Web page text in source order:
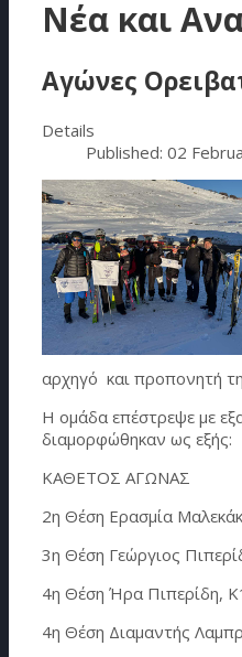
Νέα και
Αγώνες
Details
Published: 02
αρχηγό και προπονητή
Η ομάδα επέστρεψε με
διαμορφώθηκαν ως εξής:
ΚΑΘΕΤΟΣ ΑΓΩΝΑΣ
2η Θέση Ερασμία
3η Θέση Γεώργιος
4η Θέση Ήρα Πιπερίδη,
4η Θέση Διαμαντής